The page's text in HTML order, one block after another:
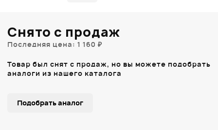
Снято с продаж
Последняя цена: 1 160 ₽
Товар был снят с продаж, но вы можете подобрать
аналоги из нашего каталога
Подобрать аналог